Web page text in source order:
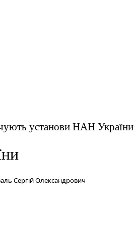
установи НАН України
Сергій Олександрович